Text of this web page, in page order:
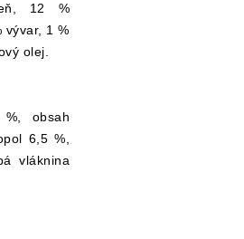
12 %
vývar, 1 %
olej.
obsah
6,5 %,
vláknina